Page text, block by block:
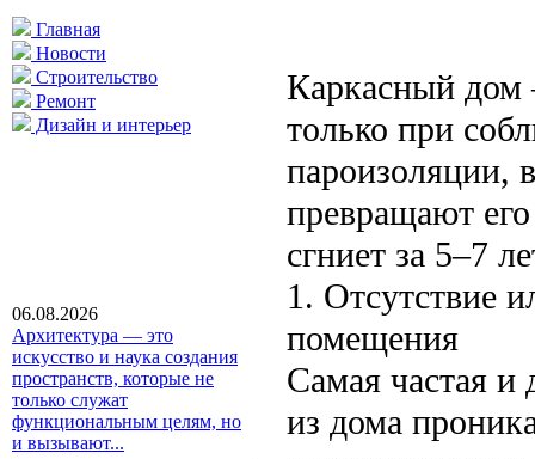
Главная
Новости
Строительство
Ремонт
Дизайн и интерьер
06.08.2026
Архитектура — это
искусство и наука создания
пространств, которые не
только служат
функциональным целям, но
и вызывают...
Каркасный дом
только при
пароизоляции,
превращают
сгниет за 5–7
1. Отсутствие
помещения
Самая частая
из дома